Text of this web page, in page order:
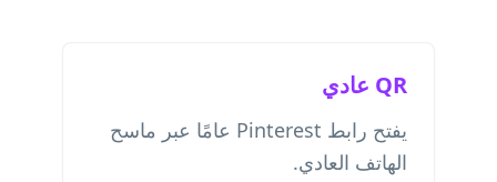
QR عادي
يفتح رابط Pinterest عامًا عبر ماسح
الهاتف العادي.